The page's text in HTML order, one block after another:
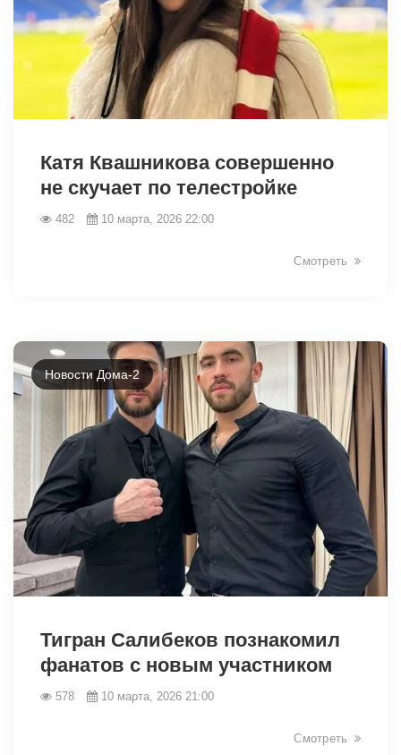
Катя Квашникова совершенно
не скучает по телестройке
482 10 марта, 2026 22:00
Смотреть
Новости Дома-2
Тигран Салибеков познакомил
фанатов с новым участником
578 10 марта, 2026 21:00
Смотреть